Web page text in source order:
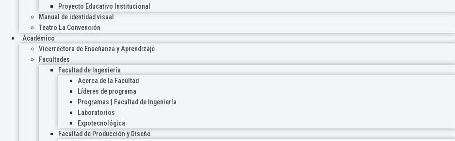
Proyecto Educativo Institucional
Manual de identidad visual
Teatro La Convención
Académico
Vicerrectora de Enseñanza y Aprendizaje
Facultades
Facultad de Ingeniería
Acerca de la Facultad
Líderes de programa
Programas | Facultad de Ingeniería
Laboratorios
Expotecnológica
Facultad de Producción y Diseño